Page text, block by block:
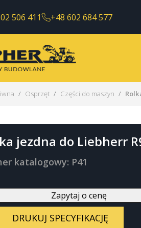
506 411 +48 602 684 577
Części do maszyn
Osprzęt
jezdna do Liebherr
katalogowy: P41
Zapytaj o cenę
DRUKUJ SPECYFIKACJĘ